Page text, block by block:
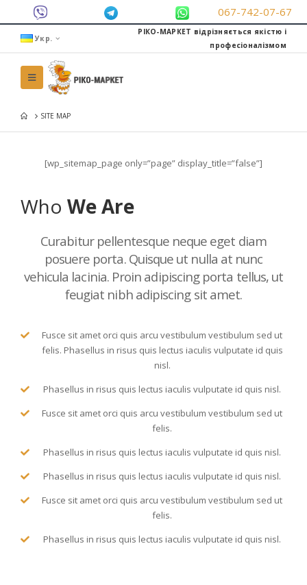
067-742-07-67
Укр.
РІКО-МАРКЕТ відрізняється якістю і
професіоналізмом
SITE MAP
[wp_sitemap_page only=”page” display_title=”false”]
Who We Are
Curabitur pellentesque neque eget diam
posuere porta. Quisque ut nulla at nunc
vehicula lacinia. Proin adipiscing porta tellus, ut
feugiat nibh adipiscing sit amet.
Fusce sit amet orci quis arcu vestibulum vestibulum sed ut
felis. Phasellus in risus quis lectus iaculis vulputate id quis
nisl.
Phasellus in risus quis lectus iaculis vulputate id quis nisl.
Fusce sit amet orci quis arcu vestibulum vestibulum sed ut
felis.
Phasellus in risus quis lectus iaculis vulputate id quis nisl.
Phasellus in risus quis lectus iaculis vulputate id quis nisl.
Fusce sit amet orci quis arcu vestibulum vestibulum sed ut
felis.
Phasellus in risus quis lectus iaculis vulputate id quis nisl.